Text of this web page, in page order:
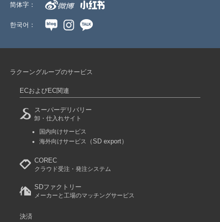
简体字：
한국어：
ラクーングループのサービス
ECおよびEC関連
スーパーデリバリー
卸・仕入れサイト
国内向けサービス
海外向けサービス
（SD export）
COREC
クラウド受注・発注システム
SDファクトリー
メーカーと工場のマッチングサービス
決済